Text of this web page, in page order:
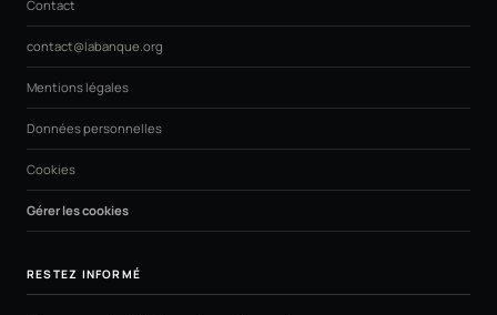
Contact
contact@labanque.org
Mentions légales
Données personnelles
Cookies
Gérer les cookies
RESTEZ INFORMÉ